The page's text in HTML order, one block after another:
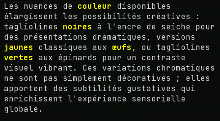
Les nuances de couleur disponibles
élargissent les possibilités créatives :
tagliolines noires à l'encre de seiche pour
des présentations dramatiques, versions
jaunes classiques aux œufs , ou tagliolines
vertes aux épinards pour un contraste
visuel vibrant. Ces variations chromatiques
ne sont pas simplement décoratives ; elles
apportent des subtilités gustatives qui
enrichissent l'expérience sensorielle
globale.